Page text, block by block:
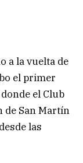
a la vuelta de
el primer
el Club
de San Martín
las